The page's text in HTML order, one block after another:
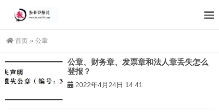
首页 » 公章
公章、财务章、发票章和法人章丢失怎么
登报？
2022年4月24日 14:41